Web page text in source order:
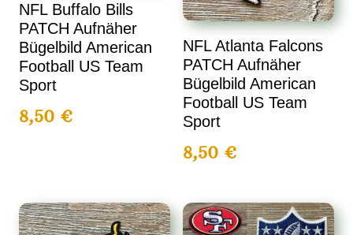
NFL Buffalo Bills
PATCH Aufnäher
Bügelbild American
Football US Team
Sport
8,50€
NFL Atlanta Falcons
PATCH Aufnäher
Bügelbild American
Football US Team
Sport
8,50 €